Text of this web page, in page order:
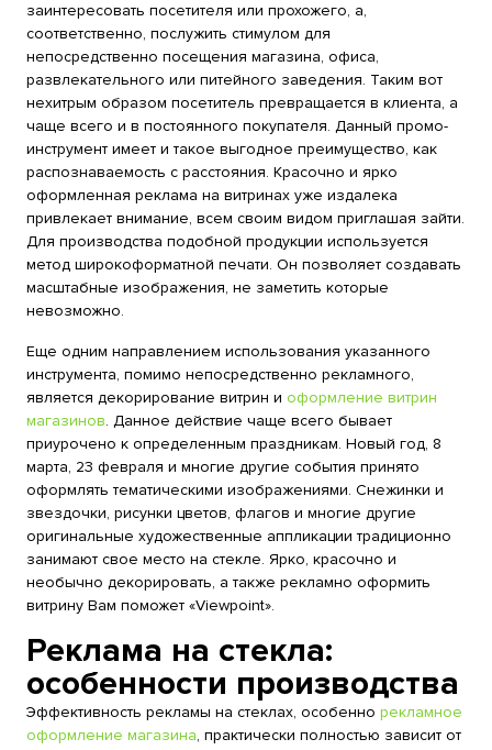
заинтересовать посетителя или прохожего, а,
соответственно, послужить стимулом для
непосредственно посещения магазина, офиса,
развлекательного или питейного заведения. Таким вот
нехитрым образом посетитель превращается в клиента, а
чаще всего и в постоянного покупателя. Данный промо-
инструмент имеет и такое выгодное преимущество, как
распознаваемость с расстояния. Красочно и ярко
оформленная реклама на витринах уже издалека
привлекает внимание, всем своим видом приглашая зайти.
Для производства подобной продукции используется
метод широкоформатной печати. Он позволяет создавать
масштабные изображения, не заметить которые
невозможно.
Еще одним направлением использования указанного
инструмента, помимо непосредственно рекламного,
является декорирование витрин и оформление витрин
магазинов. Данное действие чаще всего бывает
приурочено к определенным праздникам. Новый год, 8
марта, 23 февраля и многие другие события принято
оформлять тематическими изображениями. Снежинки и
звездочки, рисунки цветов, флагов и многие другие
оригинальные художественные аппликации традиционно
занимают свое место на стекле. Ярко, красочно и
необычно декорировать, а также рекламно оформить
витрину Вам поможет «Viewpoint».
Реклама на стекла:
особенности производства
Эффективность рекламы на стеклах, особенно рекламное
оформление магазина, практически полностью зависит от